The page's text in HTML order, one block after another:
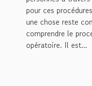
pour ces
une chose reste
comprendre le
opératoire. Il est...